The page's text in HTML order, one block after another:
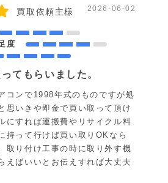
買取依頼主様 2026-06-02
度
てもらいました。
コンで1998年式のものですが処
思いきや即金で買い取って頂け
にすれば運搬費やリサイクル料
持って行けば買い取りOKなら
取り付け工事の時に取り外す機
えばいいとお伝えすれば大丈夫